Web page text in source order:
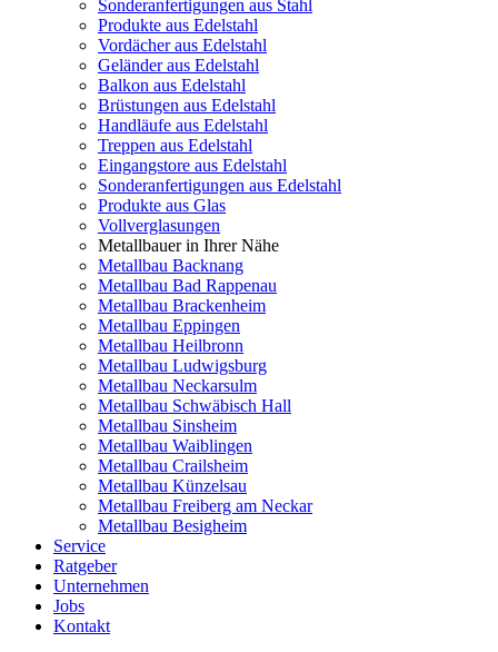
Sonderanfertigungen aus Stahl
Produkte aus Edelstahl
Vordächer aus Edelstahl
Geländer aus Edelstahl
Balkon aus Edelstahl
Brüstungen aus Edelstahl
Handläufe aus Edelstahl
Treppen aus Edelstahl
Eingangstore aus Edelstahl
Sonderanfertigungen aus Edelstahl
Produkte aus Glas
Vollverglasungen
Metallbauer in Ihrer Nähe
Metallbau Backnang
Metallbau Bad Rappenau
Metallbau Brackenheim
Metallbau Eppingen
Metallbau Heilbronn
Metallbau Ludwigsburg
Metallbau Neckarsulm
Metallbau Schwäbisch Hall
Metallbau Sinsheim
Metallbau Waiblingen
Metallbau Crailsheim
Metallbau Künzelsau
Metallbau Freiberg am Neckar
Metallbau Besigheim
Service
Ratgeber
Unternehmen
Jobs
Kontakt